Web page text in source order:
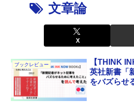
文章論
X
ブックレビュー
【THINK
英社新書「
をバズらせ